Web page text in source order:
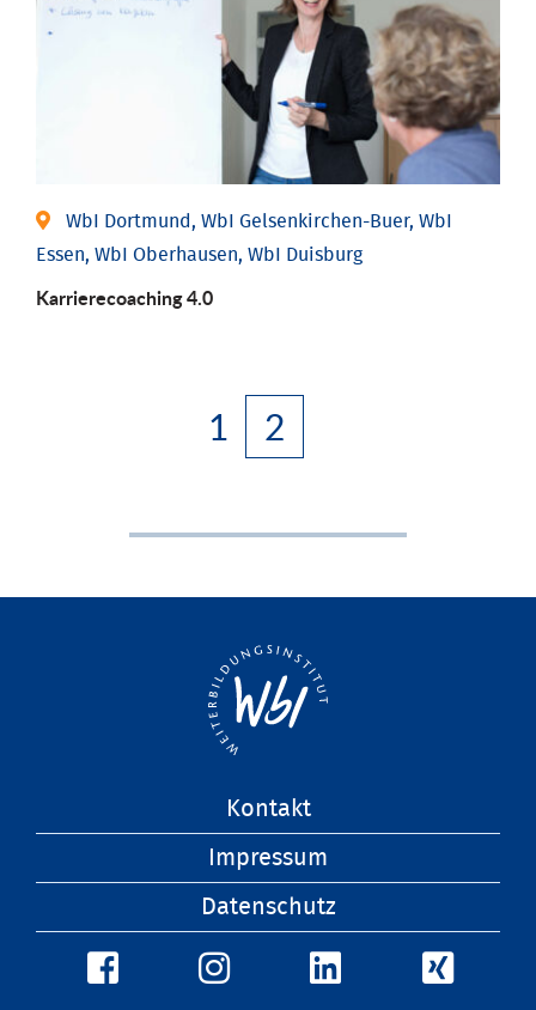
WbI Dortmund, WbI Gelsenkirchen-Buer, WbI
Essen, WbI Oberhausen, WbI Duisburg
Karriere­coaching 4.0
1 2
Kontakt
Impressum
Datenschutz